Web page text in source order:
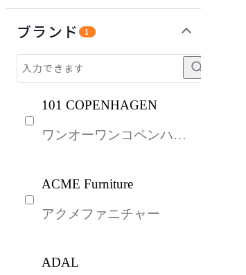
ブランド 1
101 COPENHAGEN
ワンオーワンコペンハー
ACME Furniture
アクメファニチャー
ADAL